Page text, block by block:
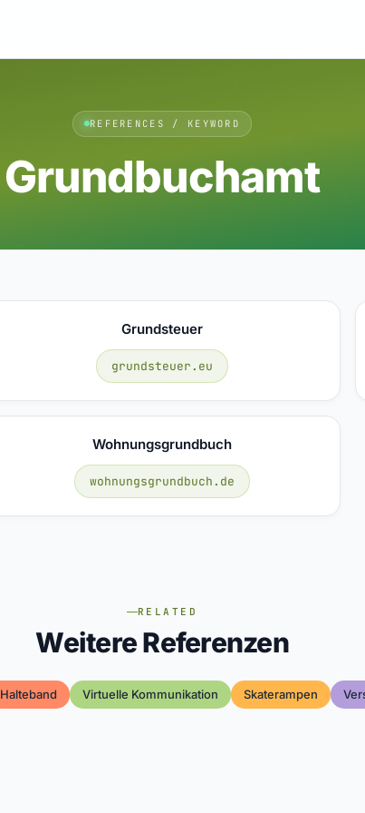
REFERENCES / KEYWORD
Grundbuchamt
Grundsteuer
grundsteuer.eu
Wohnungsgrundbuch
wohnungsgrundbuch.de
RELATED
Weitere Referenzen
Halteband Virtuelle Kommunikation Skaterampen